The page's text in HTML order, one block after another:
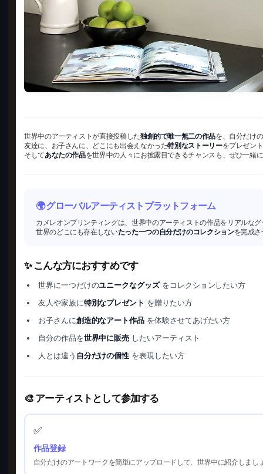
世界中のアーティストが直接投稿した独創的で唯一無二の作品を、自分だけ
友達に、お子さんに、どこにも出会えなかった特別なストーリーをプレゼン
そしてあなたの作品を世界中の人々にお披露目できるチャンスも、ぜひ一緒
🌍 グローバルアーティストプラットフォーム
カメレオンプリンティングは、世界中のアーティストの作品をリアルな
世界のどこにも存在しないたった一つの自分だけのコレクションを完成
✨ こんな方におすすめです
世界に一つだけのユニークなグッズ をコレクションしたい方
友人や家族に特別なプレゼント を贈りたい方
お子さんに創造的なアート作品 を体験させてあげたい方
自分の作品を世界中に販売 したいアーティスト
人とは違う 自分だけの個性 を表現したい方
🎨 アーティストとして参加する
✅
作品登録
自分だけのアートワークを簡単にアップロードして、世界中に紹介しまし